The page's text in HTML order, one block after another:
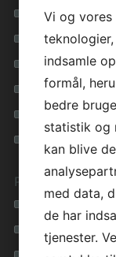
Tryghed i hele
Få inspiration
Privatlivspolitik
Preben Jørgensen
Vil du bygge et
Vi og vores
indsamle
formål,
bedre
statistik og
kan blive
med data,
de har
tjenester.